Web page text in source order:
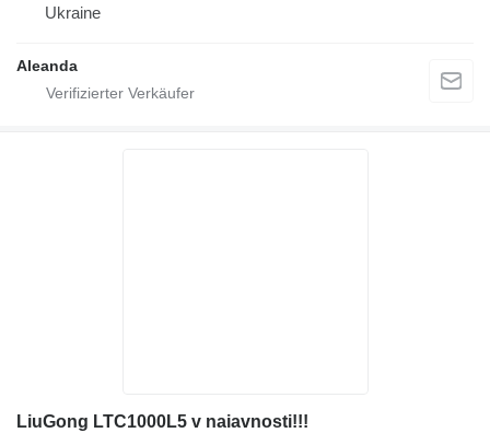
Ukraine
Aleanda
LiuGong LTC1000L5 v naiavnosti!!!